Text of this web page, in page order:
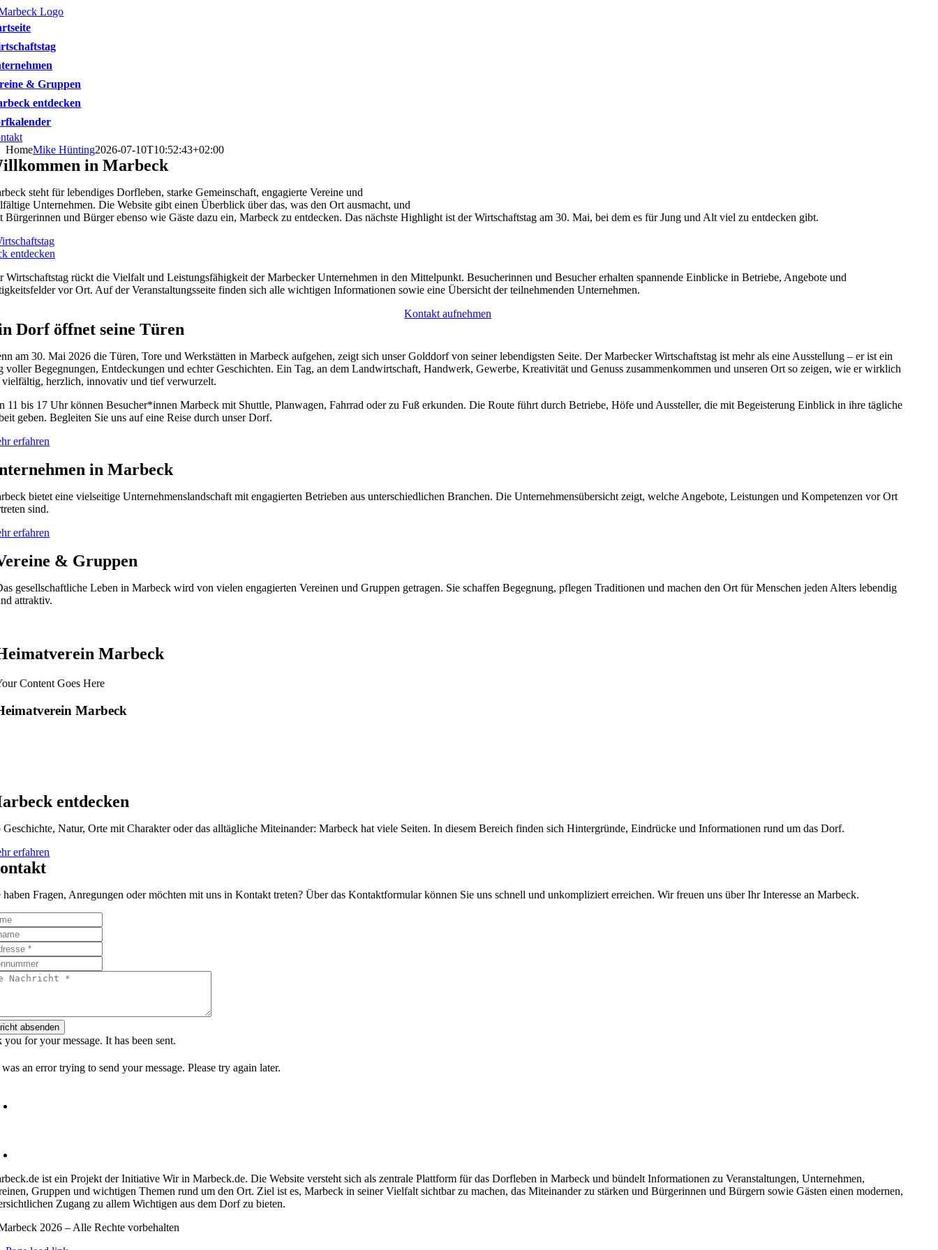
Skip
to
content
& Gruppen
entdecken
HomeMike Hünting2026-07-10T10:52:43+02:00
in Marbeck
steht für lebendiges Dorfleben, starke Gemeinschaft, engagierte Vereine und
Unternehmen. Die Website gibt einen Überblick über das, was den Ort ausmacht, und
Bürgerinnen und Bürger ebenso wie Gäste dazu ein, Marbeck zu entdecken. Das nächste Highlight ist der Wirtschaftstag am 30. Mai, bei dem es für Jung und Alt viel zu entdecken gibt.
entdecken
Wirtschaftstag rückt die Vielfalt und Leistungsfähigkeit der Marbecker Unternehmen in den Mittelpunkt. Besucherinnen und Besucher erhalten spannende Einblicke in Betriebe, Angebote und
vor Ort. Auf der Veranstaltungsseite finden sich alle wichtigen Informationen sowie eine Übersicht der teilnehmenden Unternehmen.
Kontakt aufnehmen
Dorf öffnet seine Türen
am 30. Mai 2026 die Türen, Tore und Werkstätten in Marbeck aufgehen, zeigt sich unser Golddorf von seiner lebendigsten Seite. Der Marbecker Wirtschaftstag ist mehr als eine Ausstellung – er ist ein
voller Begegnungen, Entdeckungen und echter Geschichten. Ein Tag, an dem Landwirtschaft, Handwerk, Gewerbe, Kreativität und Genuss zusammenkommen und unseren Ort so zeigen, wie er wirklich
vielfältig, herzlich, innovativ und tief verwurzelt.
11 bis 17 Uhr können Besucher*innen Marbeck mit Shuttle, Planwagen, Fahrrad oder zu Fuß erkunden. Die Route führt durch Betriebe, Höfe und Aussteller, die mit Begeisterung Einblick in ihre tägliche
geben. Begleiten Sie uns auf eine Reise durch unser Dorf.
erfahren
in Marbeck
bietet eine vielseitige Unternehmenslandschaft mit engagierten Betrieben aus unterschiedlichen Branchen. Die Unternehmensübersicht zeigt, welche Angebote, Leistungen und Kompetenzen vor Ort
sind.
erfahren
& Gruppen
gesellschaftliche Leben in Marbeck wird von vielen engagierten Vereinen und Gruppen getragen. Sie schaffen Begegnung, pflegen Traditionen und machen den Ort für Menschen jeden Alters lebendig
attraktiv.
Marbeck
Content Goes Here
Marbeck
entdecken
Geschichte, Natur, Orte mit Charakter oder das alltägliche Miteinander: Marbeck hat viele Seiten. In diesem Bereich finden sich Hintergründe, Eindrücke und Informationen rund um das Dorf.
erfahren
haben Fragen, Anregungen oder möchten mit uns in Kontakt treten? Über das Kontaktformular können Sie uns schnell und unkompliziert erreichen. Wir freuen uns über Ihr Interesse an Marbeck.
absenden
you for your message. It has been sent.
an error trying to send your message. Please try again later.
ist ein Projekt der Initiative Wir in Marbeck.de. Die Website versteht sich als zentrale Plattform für das Dorfleben in Marbeck und bündelt Informationen zu Veranstaltungen, Unternehmen,
Gruppen und wichtigen Themen rund um den Ort. Ziel ist es, Marbeck in seiner Vielfalt sichtbar zu machen, das Miteinander zu stärken und Bürgerinnen und Bürgern sowie Gästen einen modernen,
Zugang zu allem Wichtigen aus dem Dorf zu bieten.
2026 – Alle Rechte vorbehalten